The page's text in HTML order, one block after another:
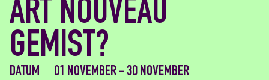
ART NOUVEAU
GEMIST?
DATUM
01 NOVEMBER - 30 NOVEMBER